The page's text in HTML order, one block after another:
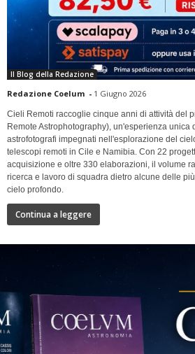
Il Blog della Redazione
Redazione Coelum - 1 Giugno 2026
Cieli Remoti raccoglie cinque anni di attività del
Remote Astrophotography), un'esperienza unica
astrofotografi impegnati nell'esplorazione del
telescopi remoti in Cile e Namibia. Con 22
acquisizione e oltre 330 elaborazioni, il volume
ricerca e lavoro di squadra dietro alcune delle
cielo profondo.
Continua a leggere